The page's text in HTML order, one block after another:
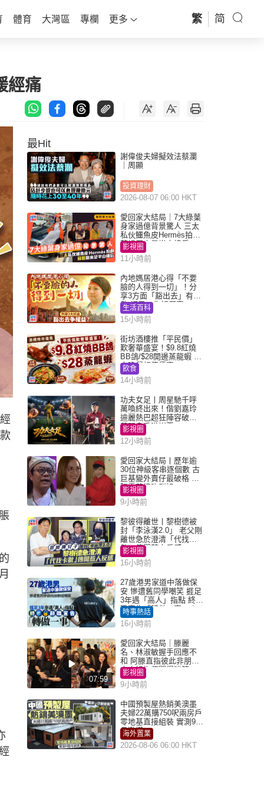
體育 大灣區 專欄 更多 繁 简
經痛
最Hit
謝偉俊夫婦擬效法蔡瀾
｜周顯
投資理財
2026-08-07 06:00 HKT
愛回家大結局｜7大綠葉
身家過億背景驚人 三太
私伙鱷魚皮Hermès拍劇
蘇姐原來是半山樓后
影視圈
11小時前
內地媽居港心得「不要
臉的人得到一切」！分
享3方面「豁出去」有著
數 網民：你好厲害
生活百科
15小時前
街坊酒樓推「平民價」
歎奢華盛宴！$9.8紅燒
BB鴿/$28開邊蒸龍蝦 3
大晚餐超值優惠
飲食
14小時前
功夫女足丨周星馳千呼
萬喚終出來！偕劉嘉玲
迪麗熱巴超狂陣容破天
荒現身香港謝票
影視圈
12小時前
愛回家大結局丨歷年逾
30位神級客串逐個數 古
巨基變外賣仔最破格 歐
陽震華情陷群姐
影視圈
9小時前
黎彼得離世丨黎樹德被
封「李泳漢2.0」 老父剛
離世急於澄清「代找卡
數」傳聞惹人反感
影視圈
16小時前
27歲港男家道中落做保
安 慘遭舊同學嘲笑 捱足
3年遇「高人」指點 終辭
職宣告「轉做一事」｜
Juicy叮
時事熱話
16小時前
07:59
愛回家大結局｜滕麗
名、林淑敏握手回應不
和 阿滕直指彼此非朋友
大小姐指傳聞得啖笑
影視圈
9小時前
中國預製屋熱銷美澳墨
夫婦22萬購750呎兩房戶
零地基直接組裝 實測9個
月激讚
海外置業
2026-08-06 06:00 HKT